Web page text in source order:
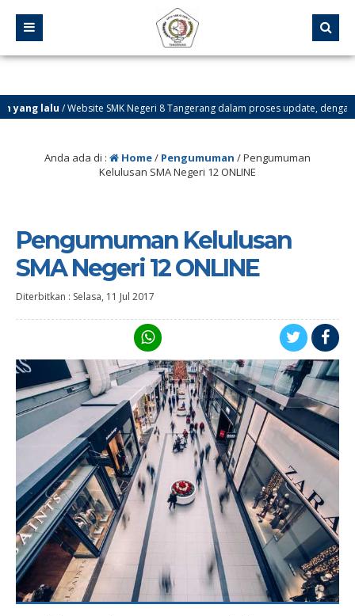
lalu/ Website SMK Negeri 8 Tangerang dalam proses update, dengan
Anda ada di : Home/ Pengumuman /Pengumuman
Kelulusan SMA Negeri 12 ONLINE
Pengumuman Kelulusan
SMA Negeri 12 ONLINE
Diterbitkan : Selasa, 11 Jul 2017